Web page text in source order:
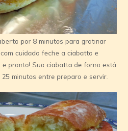
por 8 minutos para gratinar
cuidado feche a ciabatta e
e pronto! Sua ciabatta de forno está
minutos entre preparo e servir.